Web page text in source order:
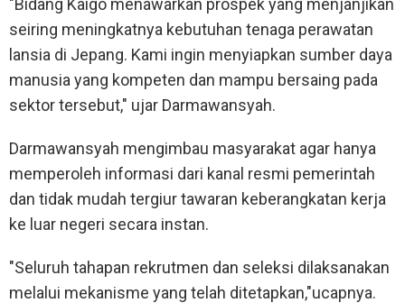
seiring meningkatnya kebutuhan tenaga perawatan
lansia di Jepang. Kami ingin menyiapkan sumber daya
manusia yang kompeten dan mampu bersaing pada
sektor tersebut," ujar Darmawansyah.
Darmawansyah mengimbau masyarakat agar hanya
memperoleh informasi dari kanal resmi pemerintah
dan tidak mudah tergiur tawaran keberangkatan kerja
ke luar negeri secara instan.
"Seluruh tahapan rekrutmen dan seleksi dilaksanakan
melalui mekanisme yang telah ditetapkan,"ucapnya.